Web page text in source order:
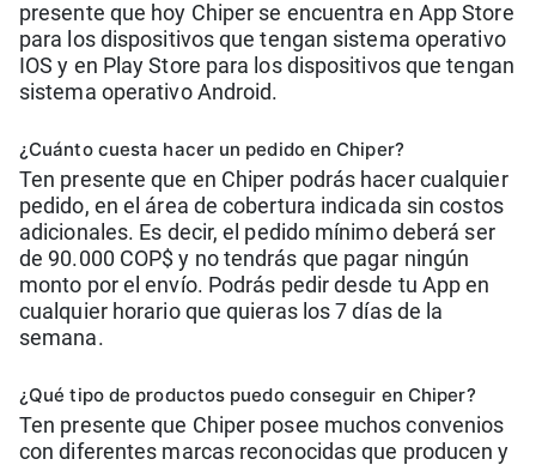
presente que hoy Chiper se encuentra en App Store
para los dispositivos que tengan sistema operativo
IOS y en Play Store para los dispositivos que tengan
sistema operativo Android.
¿Cuánto cuesta hacer un pedido en Chiper?
Ten presente que en Chiper podrás hacer cualquier
pedido, en el área de cobertura indicada sin costos
adicionales. Es decir, el pedido mínimo deberá ser
de 90.000 COP$ y no tendrás que pagar ningún
monto por el envío. Podrás pedir desde tu App en
cualquier horario que quieras los 7 días de la
semana.
¿Qué tipo de productos puedo conseguir en Chiper?
Ten presente que Chiper posee muchos convenios
con diferentes marcas reconocidas que producen y